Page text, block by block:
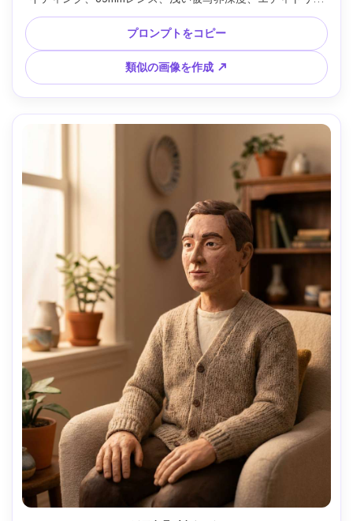
ル構図、自然な肌の質感 --ar 4:5
プロンプトをコピー
類似の画像を作成 ↗